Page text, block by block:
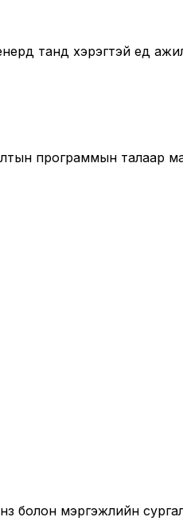
танд хэрэгтэй үед
программын талаар
болон мэргэжлийн